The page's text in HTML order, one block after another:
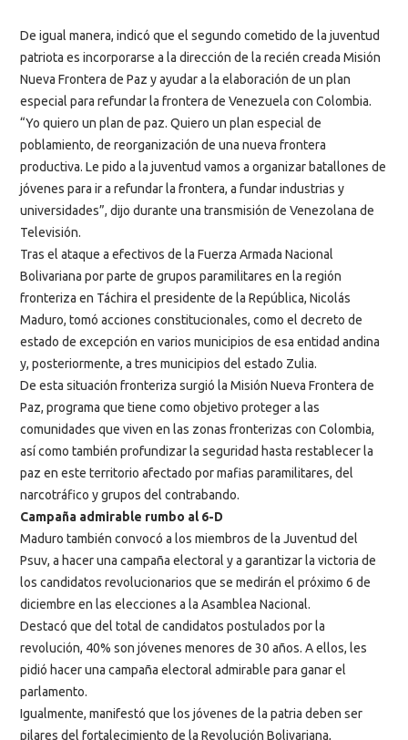
De igual manera, indicó que el segundo cometido de la juventud
patriota es incorporarse a la dirección de la recién creada Misión
Nueva Frontera de Paz y ayudar a la elaboración de un plan
especial para refundar la frontera de Venezuela con Colombia.
“Yo quiero un plan de paz. Quiero un plan especial de
poblamiento, de reorganización de una nueva frontera
productiva. Le pido a la juventud vamos a organizar batallones de
jóvenes para ir a refundar la frontera, a fundar industrias y
universidades”, dijo durante una transmisión de Venezolana de
Televisión.
Tras el ataque a efectivos de la Fuerza Armada Nacional
Bolivariana por parte de grupos paramilitares en la región
fronteriza en Táchira el presidente de la República, Nicolás
Maduro, tomó acciones constitucionales, como el decreto de
estado de excepción en varios municipios de esa entidad andina
y, posteriormente, a tres municipios del estado Zulia.
De esta situación fronteriza surgió la Misión Nueva Frontera de
Paz, programa que tiene como objetivo proteger a las
comunidades que viven en las zonas fronterizas con Colombia,
así como también profundizar la seguridad hasta restablecer la
paz en este territorio afectado por mafias paramilitares, del
narcotráfico y grupos del contrabando.
Campaña admirable rumbo al 6-D
Maduro también convocó a los miembros de la Juventud del
Psuv, a hacer una campaña electoral y a garantizar la victoria de
los candidatos revolucionarios que se medirán el próximo 6 de
diciembre en las elecciones a la Asamblea Nacional.
Destacó que del total de candidatos postulados por la
revolución, 40% son jóvenes menores de 30 años. A ellos, les
pidió hacer una campaña electoral admirable para ganar el
parlamento.
Igualmente, manifestó que los jóvenes de la patria deben ser
pilares del fortalecimiento de la Revolución Bolivariana,